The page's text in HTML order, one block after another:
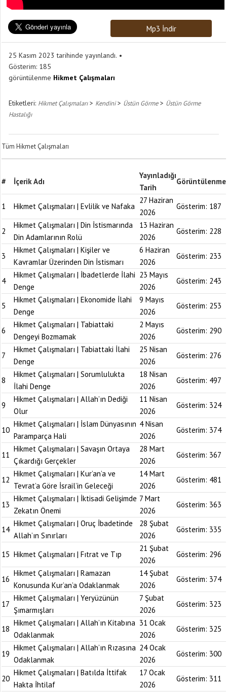
Mp3 İndir
25 Kasım 2023 tarihinde yayınlandı.
Gösterim: 185
görüntülenme Hikmet Çalışmaları
Etiketleri: Hikmet Çalışmaları> Kendini> Üstün Görme> Üstün Görme
Hastalığı
Tüm Hikmet Çalışmaları
# İçerik Adı
Yayınladığı
Tarih
Görüntülenme
1 Hikmet Çalışmaları | Evlilik ve Nafaka
27 Haziran
2026
Gösterim: 187
2
Hikmet Çalışmaları | Din İstismarında
Din Adamlarının Rolü
13 Haziran
2026
Gösterim: 228
3
Hikmet Çalışmaları | Kişiler ve
Kavramlar Üzerinden Din İstismarı
6 Haziran
2026
Gösterim: 233
4
Hikmet Çalışmaları | İbadetlerde İlahi
Denge
23 Mayıs
2026
Gösterim: 243
5
Hikmet Çalışmaları | Ekonomide İlahi
Denge
9 Mayıs
2026
Gösterim: 253
6
Hikmet Çalışmaları | Tabiattaki
Dengeyi Bozmamak
2 Mayıs
2026
Gösterim: 290
7
Hikmet Çalışmaları | Tabiattaki İlahi
Denge
25 Nisan
2026
Gösterim: 276
8
Hikmet Çalışmaları | Sorumlulukta
İlahi Denge
18 Nisan
2026
Gösterim: 497
9
Hikmet Çalışmaları | Allah’ın Dediği
Olur
11 Nisan
2026
Gösterim: 324
10
Hikmet Çalışmaları | İslam Dünyasının
Paramparça Hali
4 Nisan
2026
Gösterim: 374
11
Hikmet Çalışmaları | Savaşın Ortaya
Çıkardığı Gerçekler
28 Mart
2026
Gösterim: 367
12
Hikmet Çalışmaları | Kur’an’a ve
Tevrat’a Göre İsrail’in Geleceği
14 Mart
2026
Gösterim: 481
13
Hikmet Çalışmaları | İktisadi Gelişimde
Zekatın Önemi
7 Mart
2026
Gösterim: 363
14
Hikmet Çalışmaları | Oruç İbadetinde
Allah’ın Sınırları
28 Şubat
2026
Gösterim: 335
15 Hikmet Çalışmaları | Fıtrat ve Tıp
21 Şubat
2026
Gösterim: 296
16
Hikmet Çalışmaları | Ramazan
Konusunda Kur’an’a Odaklanmak
14 Şubat
2026
Gösterim: 374
17
Hikmet Çalışmaları | Yeryüzünün
Şımarmışları
7 Şubat
2026
Gösterim: 323
18
Hikmet Çalışmaları | Allah’ın Kitabına
Odaklanmak
31 Ocak
2026
Gösterim: 325
19
Hikmet Çalışmaları | Allah’ın Rızasına
Odaklanmak
24 Ocak
2026
Gösterim: 300
20
Hikmet Çalışmaları | Batılda İttifak
Hakta İhtilaf
17 Ocak
2026
Gösterim: 311